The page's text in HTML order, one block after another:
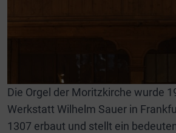
Die Orgel der Moritzkirche wurde
Werkstatt Wilhelm Sauer in
1307 erbaut und stellt ein